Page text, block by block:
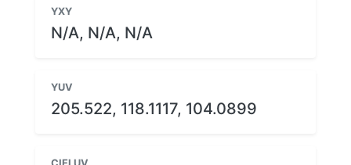
YXY
N/A, N/A, N/A
YUV
205.522, 118.1117, 104.0899
CIELUV